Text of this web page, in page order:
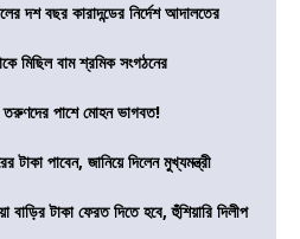
দশ বছর কারাদন্ডের নির্দেশ আদালতের
মিছিল বাম শ্রমিক সংগঠনের
পাশে মোহন ভাগবত!
টাকা পাবেন, জানিয়ে দিলেন মুখ্যমন্ত্রী
টাকা ফেরত দিতে হবে, হুঁশিয়ারি দিলীপ